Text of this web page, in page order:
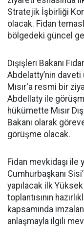
Stratejik İşbirliği
olacak. Fidan
bölgedeki güncel
Dışişleri Bakanı
Abdelatty’nin
Mısır'a resmi bir
Abdellaty ile
hükümette Mısır
Bakanı olarak
görüşme olacak.
Fidan mevkidaşı ile
Cumhurbaşkanı
yapılacak ilk
toplantısının
kapsamında
anlaşmayla ilgili